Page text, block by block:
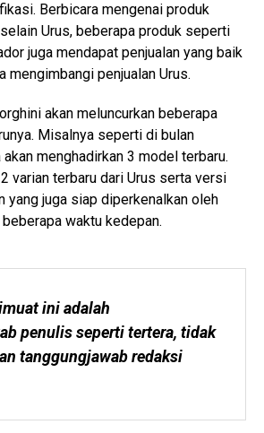
Berbicara mengenai produk
Urus, beberapa produk seperti
juga mendapat penjualan yang baik
mengimbangi penjualan Urus.
akan meluncurkan beberapa
Misalnya seperti di bulan
menghadirkan 3 model terbaru.
varian terbaru dari Urus serta versi
yang juga siap diperkenalkan oleh
waktu kedepan.
ini adalah
penulis seperti tertera, tidak